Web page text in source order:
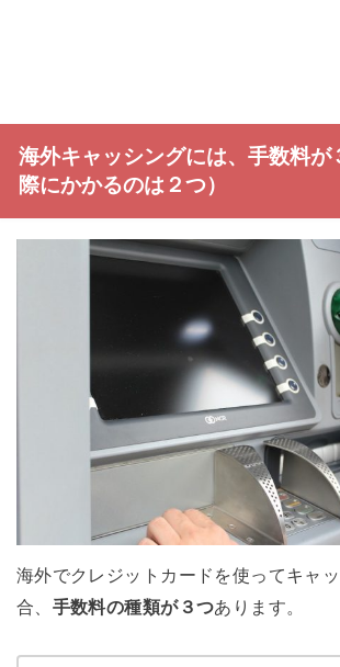
海外キャッシングには、手数料が
際にかかるのは２つ）
海外でクレジットカードを使ってキャ
合、 手数料の種類が３つあります。